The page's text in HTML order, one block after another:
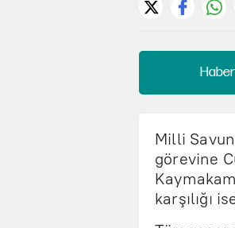
Milli
görevine
karşılığı